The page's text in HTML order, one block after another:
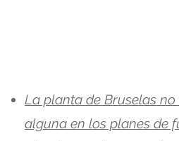
La planta de Bruselas
alguna en los planes de